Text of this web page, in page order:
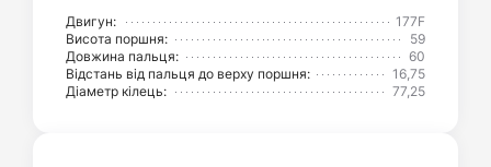
Двигун:
177F
Висота поршня:
59
Довжина пальця:
60
Відстань від пальця до верху поршня:
16,75
Діаметр кілець:
77,25